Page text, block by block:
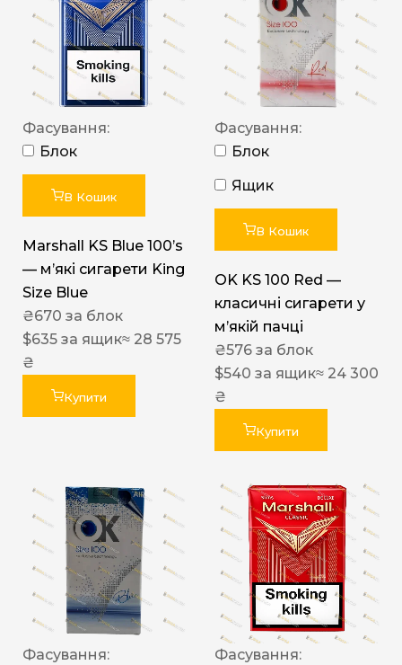
Фасування:
Блок
В Кошик
Marshall KS Blue 100’s
— м’які сигарети King
Size Blue
₴670 за блок
$635 за ящик≈ 28 575
₴
Купити
Фасування:
Блок
Ящик
В Кошик
OK KS 100 Red —
класичні сигарети у
м’якій пачці
₴576 за блок
$540 за ящик≈ 24 300
₴
Купити
Фасування:
Фасування: